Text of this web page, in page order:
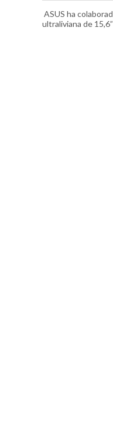
ASUS ha
ultraliviana de 15,6”